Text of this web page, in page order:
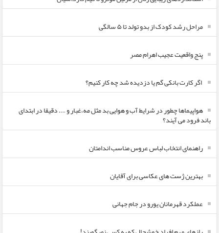
مراحل رشد کودک از بدو تولد تا ۵ سالگی
پنج واقعیت عجیب اهرام مصر
اگر کارت بانکی گم یا دزدیده شد چه کار کنیم؟
هواپیماها چطور در شرایط آب و هوایی بد مثل مه،غبار و …. دقیقا در ابتدای
باند فرود می آیند؟
راهنمای انتخاب لباس عروس مناسب اندامتان
بهترین ژست های عکاسی برای آقایان
عملکرد قهرمانان یورو در جام جهانی